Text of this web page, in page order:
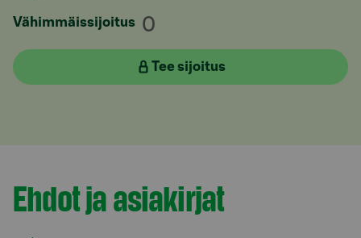
Vähimmäissijoitus 0
Tee sijoitus
Osio otsikolla
Ehdot ja asiakirjat